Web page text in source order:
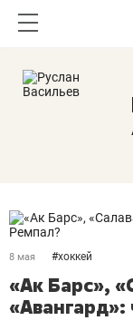
8 мая #хоккей
«Ак Барс»,